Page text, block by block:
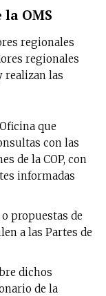
OMS
regionales
regionales
realizan las
que
con las
de la COP, con
informadas
propuestas de
a las Partes de
dichos
de la